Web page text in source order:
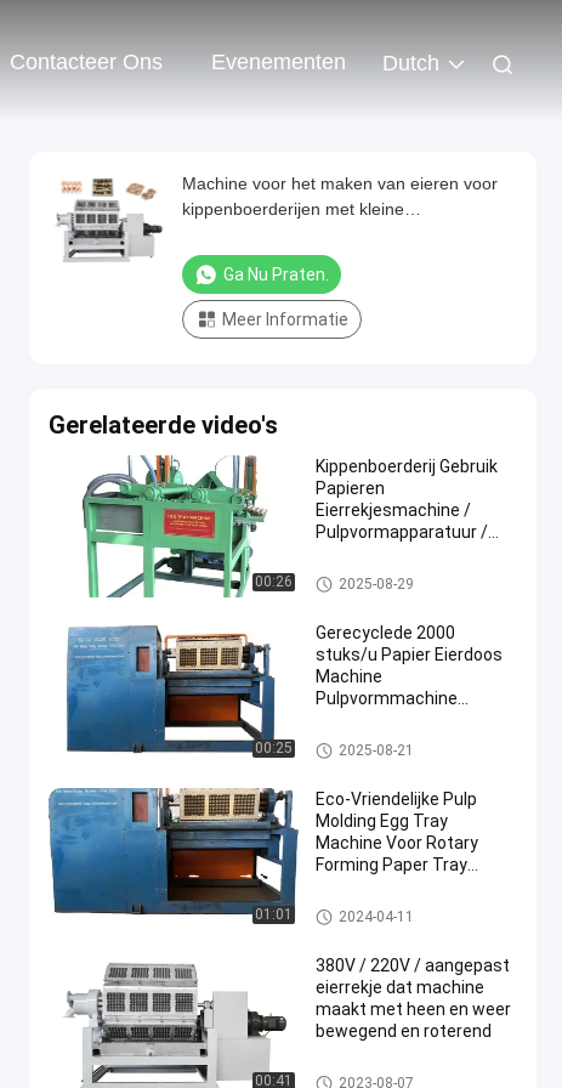
Contacteer Ons Evenementen Dutch
Machine voor het maken van eieren voor
kippenboerderijen met kleine
Ga Nu Praten.
Meer Informatie
Gerelateerde video's
00:26
Kippenboerderij Gebruik
Papieren
Eierrekjesmachine /
Pulpvormapparatuur /
met PLC-besturing
Ei Tray Packaging Machine
2025-08-29
00:25
Gerecyclede 2000
stuks/u Papier Eierdoos
Machine
Pulpvormmachine
machine voor het maken van e
iertrays
2025-08-21
01:01
Eco-Vriendelijke Pulp
Molding Egg Tray
Machine Voor Rotary
Forming Paper Tray
Roterend Ei Tray Machine
2024-04-11
00:41
380V / 220V / aangepast
eierrekje dat machine
maakt met heen en weer
bewegend en roterend
machine voor het maken van e
2023-08-07